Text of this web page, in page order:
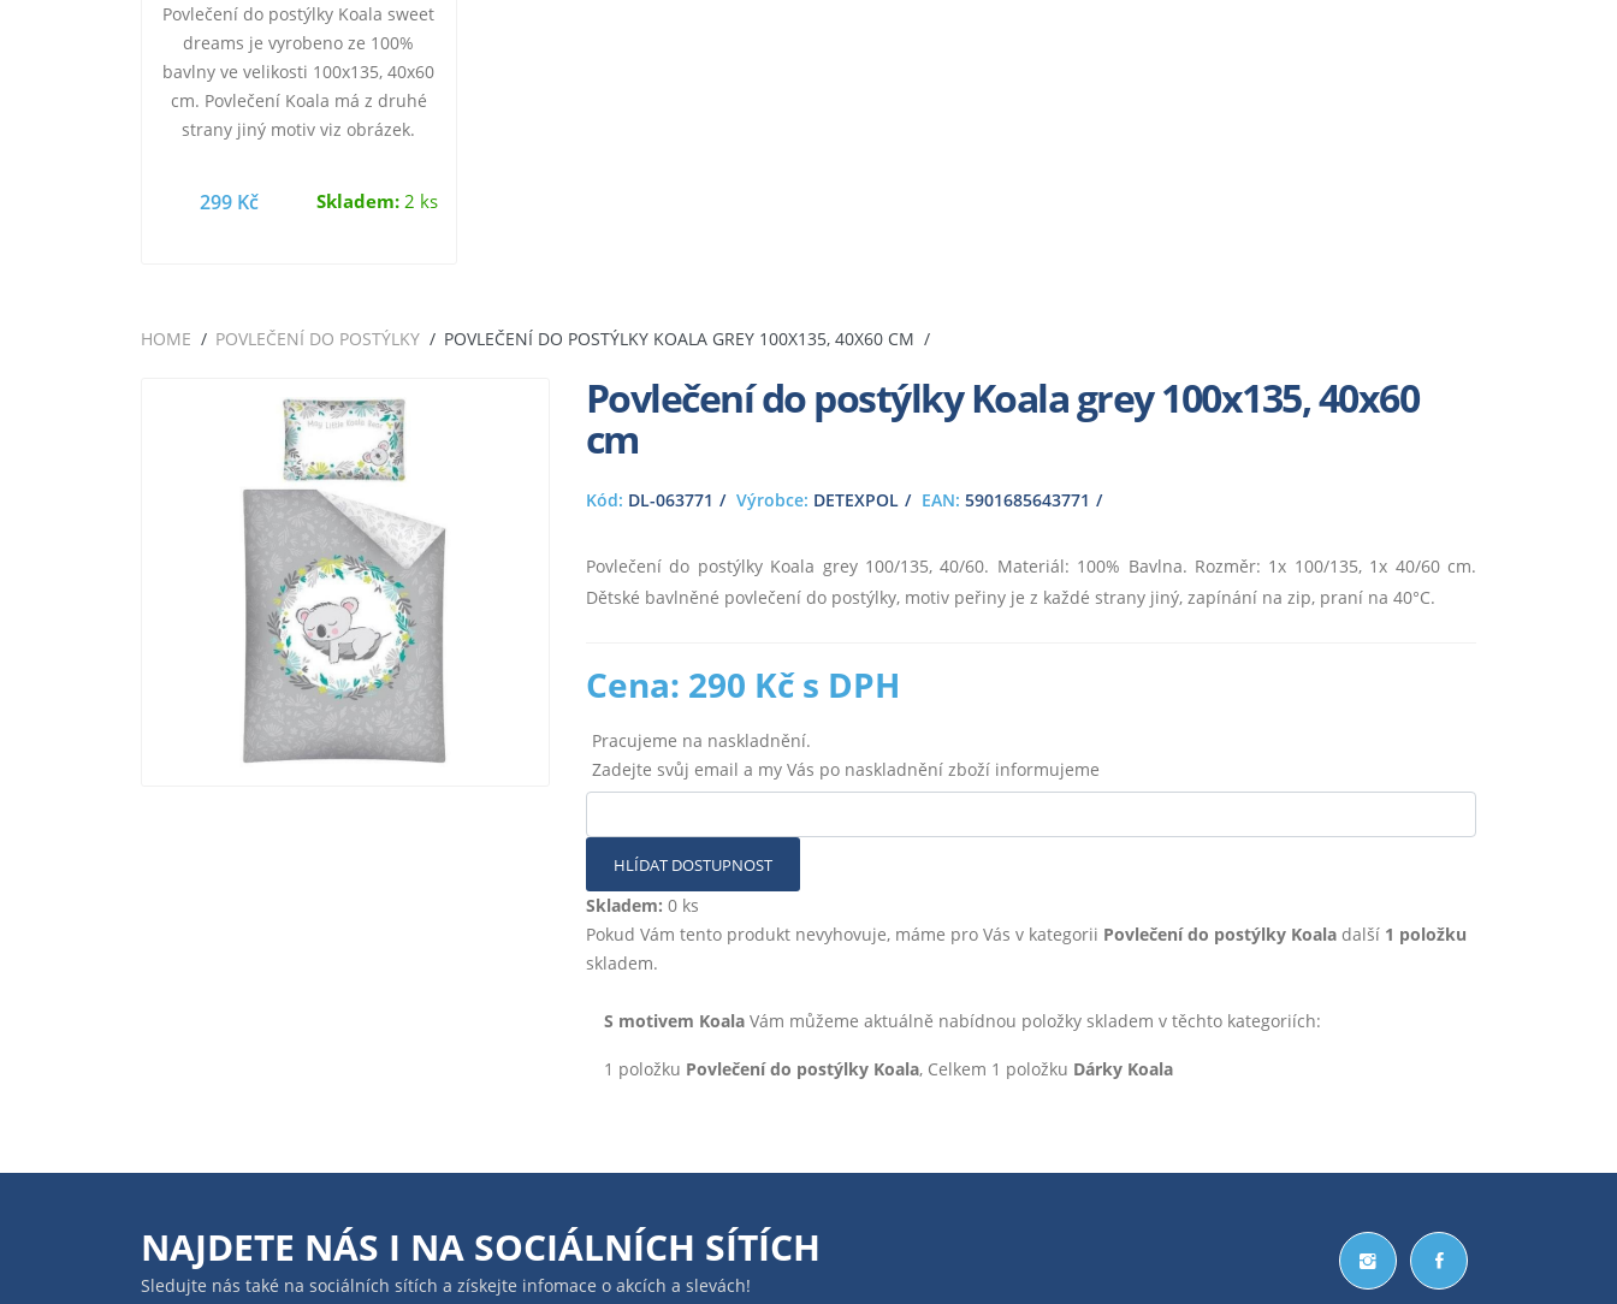
Povlečení do postýlky Koala sweet
dreams je vyrobeno ze 100%
bavlny ve velikosti 100x135, 40x60
cm. Povlečení Koala má z druhé
strany jiný motiv viz obrázek.
299 Kč Skladem:2 ks
HOME POVLEČENÍ DO POSTÝLKY POVLEČENÍ DO POSTÝLKY KOALA GREY 100X135, 40X60 CM
Povlečení do postýlky Koala grey 100x135, 40x60
cm
Kód: DL-063771 Výrobce: DETEXPOL EAN: 5901685643771
Povlečení do postýlky Koala grey 100/135, 40/60. Materiál: 100% Bavlna. Rozměr: 1x 100/135, 1x 40/60 cm.
Dětské bavlněné povlečení do postýlky, motiv peřiny je z každé strany jiný, zapínání na zip, praní na 40°C.
Cena: 290 Kč s DPH
Pracujeme na naskladnění.
Zadejte svůj email a my Vás po naskladnění zboží informujeme
HLÍDAT DOSTUPNOST
Skladem: 0 ks
Pokud Vám tento produkt nevyhovuje, máme pro Vás v kategorii Povlečení do postýlky Koaladalší 1 položku
skladem.
S motivem KoalaVám můžeme aktuálně nabídnou položky skladem v těchto kategoriích:
1 položku Povlečení do postýlky Koala, Celkem 1 položku Dárky Koala
NAJDETE NÁS I NA SOCIÁLNÍCH SÍTÍCH
Sledujte nás také na sociálních sítích a získejte infomace o akcích a slevách!